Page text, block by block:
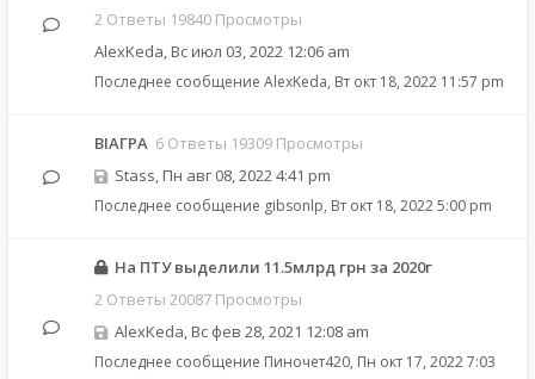
2 Ответы 19840 Просмотры
AlexKeda, Вс июл 03, 2022 12:06 am
Последнее сообщение AlexKeda, Вт окт 18, 2022 11:57 pm
ВІАГРА 6 Ответы 19309 Просмотры
Stass, Пн авг 08, 2022 4:41 pm
Последнее сообщение gibsonlp, Вт окт 18, 2022 5:00 pm
На ПТУ выделили 11.5млрд грн за 2020г
2 Ответы 20087 Просмотры
AlexKeda, Вс фев 28, 2021 12:08 am
Последнее сообщение Пиночет420, Пн окт 17, 2022 7:03